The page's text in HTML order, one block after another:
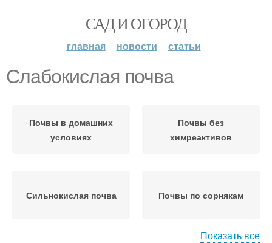
САД И ОГОРОД
главная новости статьи
Слабокислая почва
Почвы в домашних
условиях
Почвы без
химреактивов
Сильнокислая почва Почвы по сорнякам
Показать все